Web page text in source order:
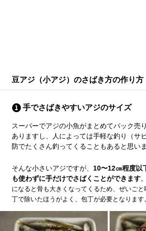
豆アジ（小アジ）のさばき方の作り方
手でさばきやすいアジのサイズ
スーパーでアジの小魚がまとめてパック売
ありますし、人によっては手軽な釣り（サ
防でたくさん釣ってくることもあると思いま
そんな小さいアジですが、 10〜12㎝程度以
も使わずに手だけでさばくことができます。
になると骨も大きくなってくるため、ぜいご
丁で除いたほうがよく、包丁が必要となります